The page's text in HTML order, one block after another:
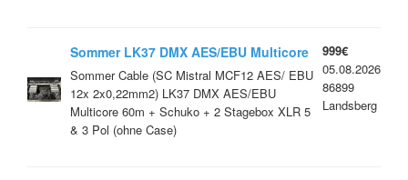
Sommer LK37 DMX AES/EBU Multicore
60m + Schuko + 2 Stagebox XLR 5 & 3
Pol
Sommer Cable (SC Mistral MCF12 AES/ EBU
12x 2x0,22mm2) LK37 DMX AES/EBU
Multicore 60m + Schuko + 2 Stagebox XLR 5
& 3 Pol (ohne Case)
999€
05.08.2026
86899
Landsberg